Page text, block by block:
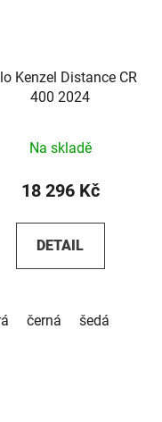
Kenzel Distance CR
400 2024
Na skladě
18 296 Kč
DETAIL
černá šedá